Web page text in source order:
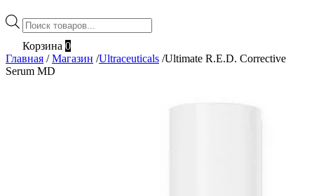
Поиск
товаров
Корзина 0
Главная / Магазин /Ultraceuticals /Ultimate R.E.D. Corrective
Serum MD